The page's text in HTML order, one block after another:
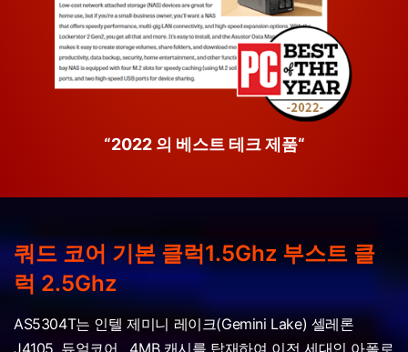
“2022 의 베스트 테크 제품“
쿼드 코어 기본 클럭1.5Ghz 부스트 클
럭 2.5Ghz
AS5304T는 인텔 제미니 레이크(Gemini Lake) 셀레론
J4105, 듀얼코어 , 4MB 캐시를 탑재하여 이전 세대인 아폴로